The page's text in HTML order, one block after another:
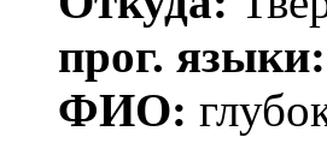
прог. языки:
ФИО: